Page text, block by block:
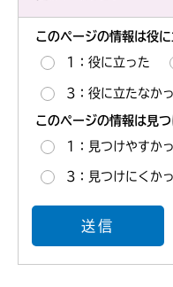
このページの情報は役
1：役に立った
3：役に立たなか
このページの情報は見
1：見つけやすか
3：見つけにくか